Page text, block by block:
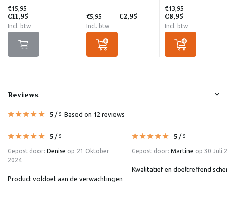
€15,95
€11,95
Incl. btw
€5,95 €2,95
Incl. btw
€13,95
€8,95
Incl. btw
Reviews
5 / 5 Based on 12 reviews
5 / 5
Gepost door: Denise op 21 Oktober
2024
Product voldoet aan de verwachtingen
5 / 5
Gepost door: Martine op 30 Juli
Kwalitatief en doeltreffend